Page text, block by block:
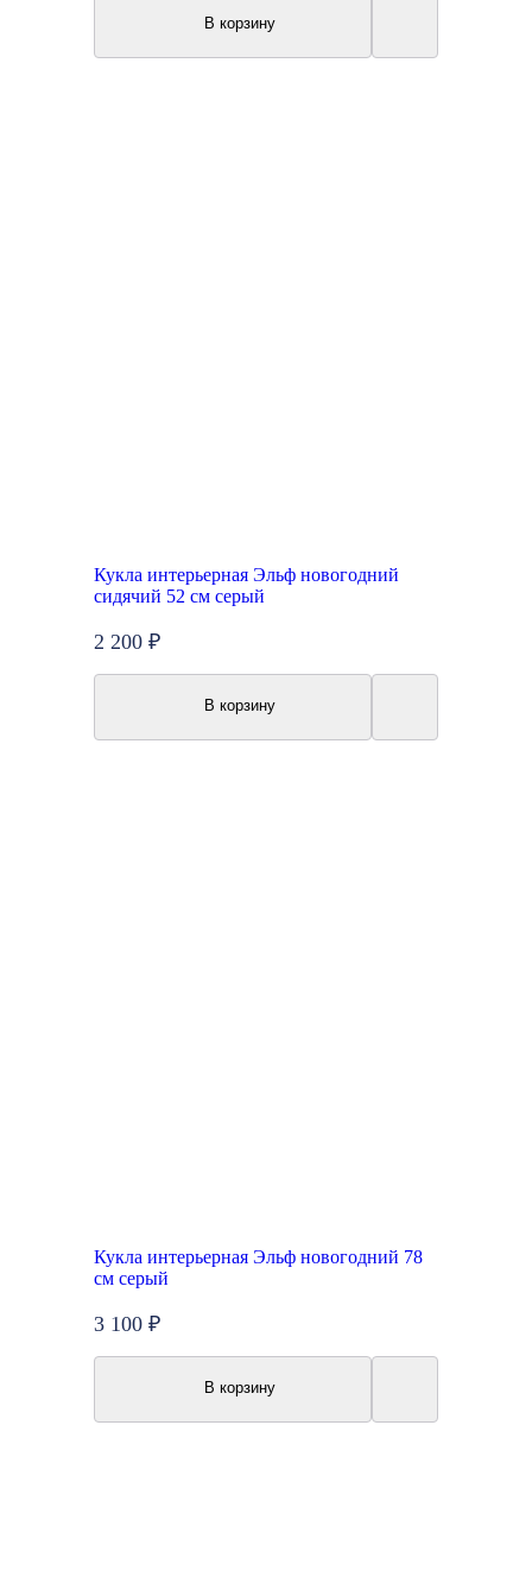
В корзину
Кукла интерьерная Эльф новогодний
сидячий 52 см серый
2 200 ₽
В корзину
Кукла интерьерная Эльф новогодний 78
см серый
3 100 ₽
В корзину